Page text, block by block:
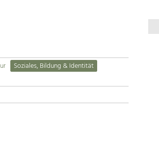
Soziales, Bildung & Identität